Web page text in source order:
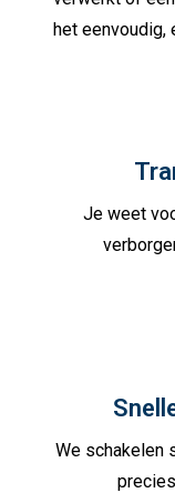
het eenvoudig,
Je weet
We schakelen